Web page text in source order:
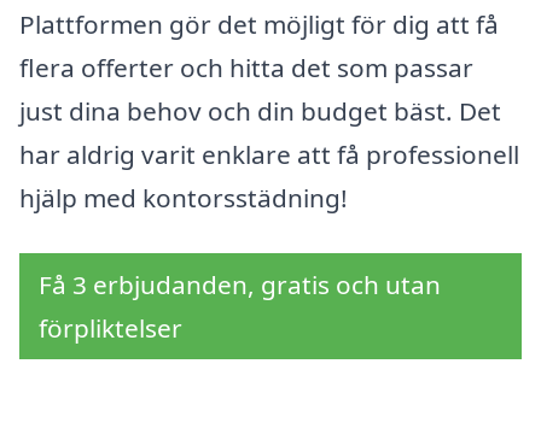
Plattformen gör det möjligt för dig att få
flera offerter och hitta det som passar
just dina behov och din budget bäst. Det
har aldrig varit enklare att få professionell
hjälp med kontorsstädning!
Få 3 erbjudanden, gratis och utan
förpliktelser